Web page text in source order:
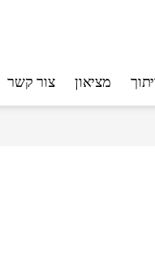
מציאון צור קשר